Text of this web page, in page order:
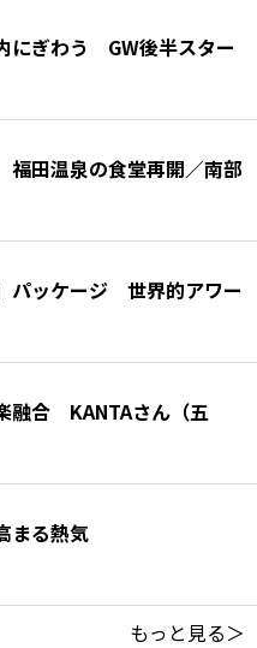
にぎわう GW後半スター
田温泉の食堂再開／南部
パッケージ 世界的アワー
融合 KANTAさん（五
まる熱気
もっと見る＞